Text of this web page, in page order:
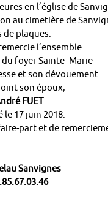
en l’église de
au cimetière de
de plaques.
l’ensemble
foyer Sainte- Marie
et son dévouement.
son époux,
FUET
le 17 juin 2018.
part et de
Sanvignes